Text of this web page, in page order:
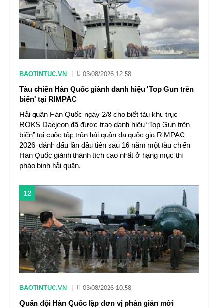
BAOTINTUC.VN 03/08/2026 12:58
Tàu chiến Hàn Quốc giành danh hiệu 'Top Gun trên
biển' tại RIMPAC
Hải quân Hàn Quốc ngày 2/8 cho biết tàu khu trục
ROKS Daejeon đã được trao danh hiệu “Top Gun trên
biển” tại cuộc tập trận hải quân đa quốc gia RIMPAC
2026, đánh dấu lần đầu tiên sau 16 năm một tàu chiến
Hàn Quốc giành thành tích cao nhất ở hạng mục thi
pháo binh hải quân.
12
BAOTINTUC.VN 03/08/2026 10:58
Quân đội Hàn Quốc lập đơn vị phản gián mới